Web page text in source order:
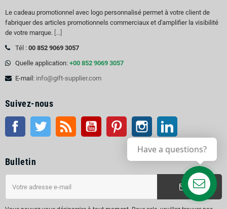
Le cadeau promotionnel avec logo personnalisé permet à votre client de
fabriquer des articles promotionnels commerciaux et d'amplifier la visibilité
de votre marque. [...]
Tél : 00 852 9069 3057
Quelle application: +00 852 9069 3057
E-mail: info@gift-supplier.com
Suivez-nous
Facebook Twitter RSS Youtube Pinterest Instagram
Bulletin
ok
Have a questions?